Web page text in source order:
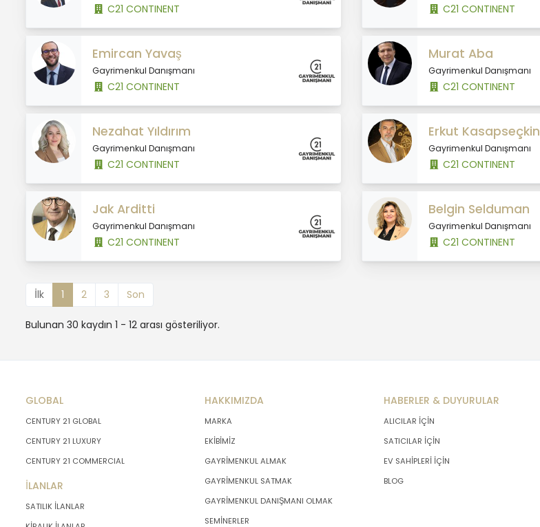
C21 CONTINENT C21 CONTINENT
Emircan Yavaş
Gayrimenkul Danışmanı
C21 CONTINENT
Murat Aba
Gayrimenkul Danışmanı
C21 CONTINENT
Nezahat Yıldırım
Gayrimenkul Danışmanı
C21 CONTINENT
Erkut Kasapseçkin
Gayrimenkul Danışmanı
C21 CONTINENT
Jak Arditti
Gayrimenkul Danışmanı
C21 CONTINENT
Belgin Selduman
Gayrimenkul Danışmanı
C21 CONTINENT
İlk 1 2 3 Son
Bulunan 30 kaydın 1 - 12 arası gösteriliyor.
GLOBAL
CENTURY 21 GLOBAL
CENTURY 21 LUXURY
CENTURY 21 COMMERCIAL
İLANLAR
SATILIK İLANLAR
HAKKIMIZDA
MARKA
EKİBİMİZ
GAYRİMENKUL ALMAK
GAYRİMENKUL SATMAK
GAYRİMENKUL DANIŞMANI OLMAK
SEMİNERLER
HABERLER & DUYURULAR
ALICILAR İÇİN
SATICILAR İÇİN
EV SAHİPLERİ İÇİN
BLOG